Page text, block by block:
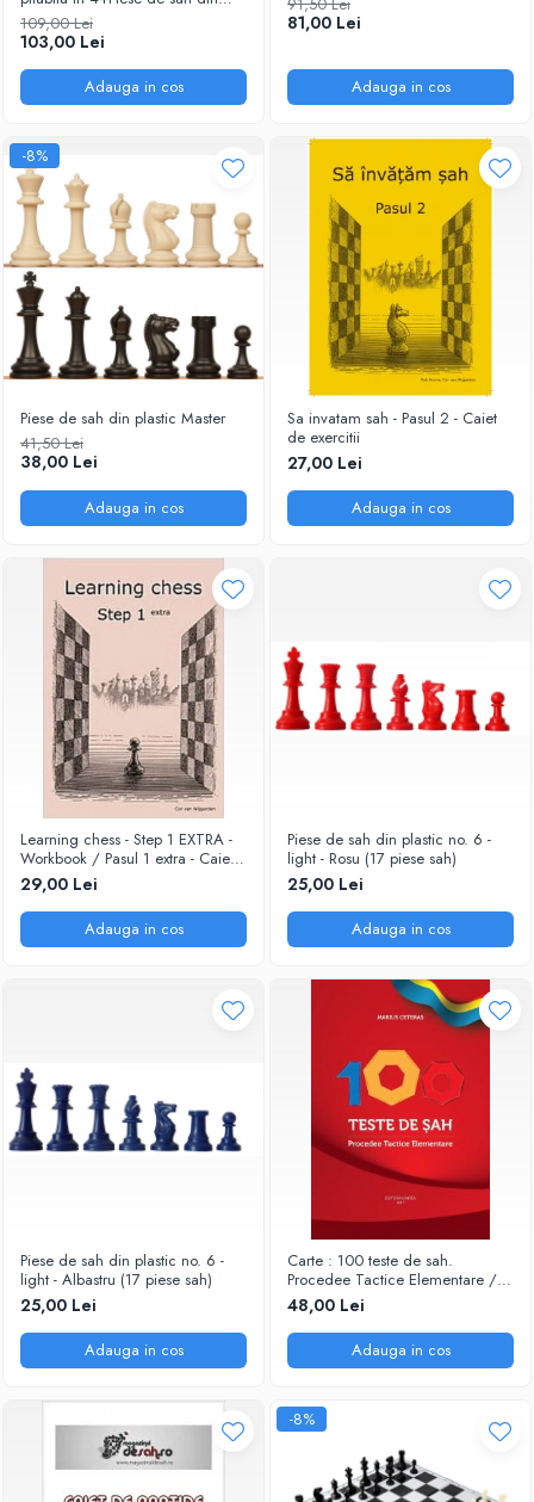
plastic no. 6 - weighted
109,00 Lei
103,00 Lei
Adauga in cos
81,00 Lei
Adauga in cos
-8%
Piese de sah din plastic Master
41,50 Lei
38,00 Lei
Adauga in cos
Sa invatam sah - Pasul 2 - Caiet
de exercitii
27,00 Lei
Adauga in cos
Learning chess - Step 1 EXTRA -
Workbook / Pasul 1 extra - Caiet
de exercitii
29,00 Lei
Adauga in cos
Piese de sah din plastic no. 6 -
light - Rosu (17 piese sah)
25,00 Lei
Adauga in cos
Piese de sah din plastic no. 6 -
light - Albastru (17 piese sah)
25,00 Lei
Adauga in cos
Carte : 100 teste de sah.
Procedee Tactice Elementare /
M. Ceteras
48,00 Lei
Adauga in cos
-8%